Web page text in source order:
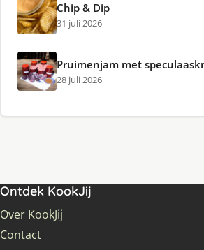
Chip & Dip
31 juli 2026
Pruimenjam met
28 juli 2026
Ontdek KookJij
Over KookJij
Contact